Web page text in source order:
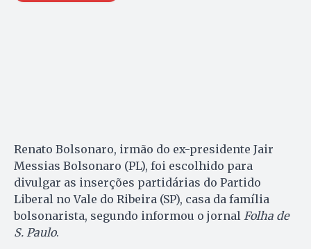
Renato Bolsonaro, irmão do ex-presidente Jair
Messias Bolsonaro (PL), foi escolhido para
divulgar as inserções partidárias do Partido
Liberal no Vale do Ribeira (SP), casa da família
bolsonarista, segundo informou o jornal Folha de
S. Paulo.